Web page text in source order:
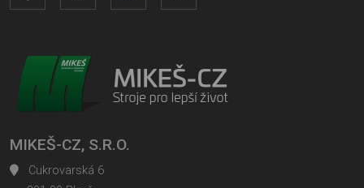
MIKEŠ-CZ, S.R.O.
Cukrovarská 6